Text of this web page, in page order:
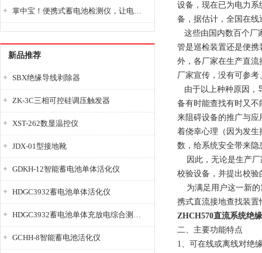
掌中宝！便携式蓄电池检测仪，让电池检测变得简单又快捷！
新品推荐
SBX绝缘导线剥除器
ZK-3C三相可控硅调压触发器
XST-262数显温控仪
JDX-01型接地靴
GDKH-12智能蓄电池单体活化仪
HDGC3932蓄电池单体活化仪
HDGC3932蓄电池单体充放电综合测试仪
GCHH-8智能蓄电池活化仪
设备，现在已为电力
备，据估计，全国在
这些由国内数百个厂
管是巡检装置还是便
外，各厂家在生产直
厂家宣传，没有可参
由于以上种种原因，
备有时能查找有时又
来阻碍设备的推广与
着侥幸心理（因为发
数，给系统安全带来隐
因此，无论是生产厂
校验设备，并提出校
为满足用户这一新的
携式直流接地查找装
ZHCH570直流系统绝
二、主要功能特点
1、可在线或离线对绝